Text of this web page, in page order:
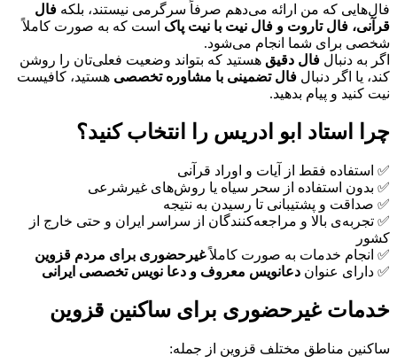
فال‌هایی که من ارائه می‌دهم صرفاً سرگرمی نیستند، بلکه فال
قرآنی، فال تاروت و فال نیت با نیت پاک است که به صورت کاملاً
شخصی برای شما انجام می‌شود.
اگر به دنبال فال دقیق هستید که بتواند وضعیت فعلی‌تان را روشن
کند، یا اگر دنبال فال تضمینی با مشاوره تخصصی هستید، کافیست
نیت کنید و پیام بدهید.
چرا استاد ابو ادریس را انتخاب کنید؟
✅ استفاده فقط از آیات و اوراد قرآنی
✅ بدون استفاده از سحر سیاه یا روش‌های غیرشرعی
✅ صداقت و پشتیبانی تا رسیدن به نتیجه
✅ تجربه‌ی بالا و مراجعه‌کنندگان از سراسر ایران و حتی خارج از
کشور
✅ انجام خدمات به صورت کاملاًغیرحضوری برای مردم قزوین
✅ دارای عنوان دعانویس معروف و دعا نویس تخصصی ایرانی
خدمات غیرحضوری برای ساکنین قزوین
ساکنین مناطق مختلف قزوین از جمله: